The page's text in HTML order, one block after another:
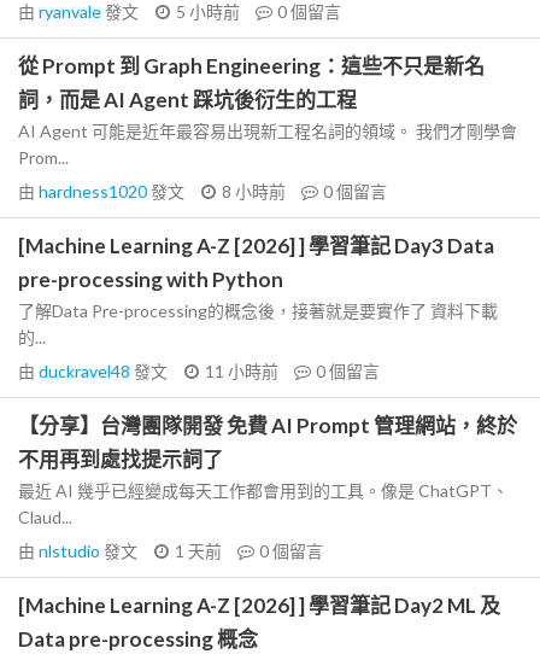
由 ryanvale發文 5 小時前 0個留言
從 Prompt 到 Graph Engineering：這些不只是新名
詞，而是 AI Agent 踩坑後衍生的工程
AI Agent 可能是近年最容易出現新工程名詞的領域。 我們才剛學會
Prom...
由 hardness1020發文 8 小時前 0個留言
[Machine Learning A-Z [2026] ] 學習筆記 Day3 Data
pre-processing with Python
了解Data Pre-processing的概念後，接著就是要實作了 資料下載
的...
由 duckravel48 發文 11 小時前 0個留言
【分享】台灣團隊開發 免費 AI Prompt 管理網站，終於
不用再到處找提示詞了
最近 AI 幾乎已經變成每天工作都會用到的工具。像是 ChatGPT、
Claud...
由 nlstudio 發文 1 天前 0個留言
[Machine Learning A-Z [2026] ] 學習筆記 Day2 ML 及
Data pre-processing 概念